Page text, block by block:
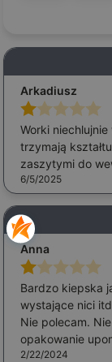
Arkadiusz
Worki
trzymają
zaszytymi do
6/5/2025
Anna
Bardzo kiepska
wystające nici
Nie polecam.
opakowanie
2/22/2024